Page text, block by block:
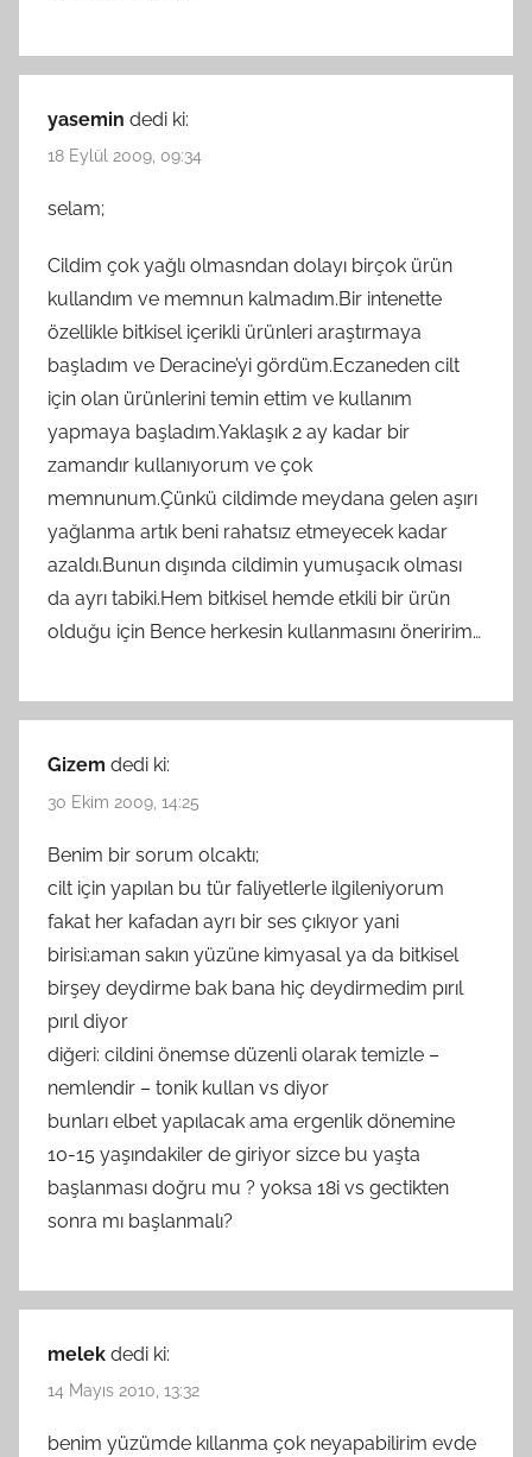
yasemin dedi ki:
18 Eylül 2009, 09:34
selam;
Cildim çok yağlı olmasndan dolayı birçok ürün
kullandım ve memnun kalmadım.Bir intenette
özellikle bitkisel içerikli ürünleri araştırmaya
başladım ve Deracine’yi gördüm.Eczaneden cilt
için olan ürünlerini temin ettim ve kullanım
yapmaya başladım.Yaklaşık 2 ay kadar bir
zamandır kullanıyorum ve çok
memnunum.Çünkü cildimde meydana gelen aşırı
yağlanma artık beni rahatsız etmeyecek kadar
azaldı.Bunun dışında cildimin yumuşacık olması
da ayrı tabiki.Hem bitkisel hemde etkili bir ürün
olduğu için Bence herkesin kullanmasını öneririm…
Gizem dedi ki:
30 Ekim 2009, 14:25
Benim bir sorum olcaktı;
cilt için yapılan bu tür faliyetlerle ilgileniyorum
fakat her kafadan ayrı bir ses çıkıyor yani
birisi:aman sakın yüzüne kimyasal ya da bitkisel
birşey deydirme bak bana hiç deydirmedim pırıl
pırıl diyor
diğeri: cildini önemse düzenli olarak temizle –
nemlendir – tonik kullan vs diyor
bunları elbet yapılacak ama ergenlik dönemine
10-15 yaşındakiler de giriyor sizce bu yaşta
başlanması doğru mu ? yoksa 18i vs gectikten
sonra mı başlanmalı?
melek dedi ki:
14 Mayıs 2010, 13:32
benim yüzümde kıllanma çok neyapabilirim evde